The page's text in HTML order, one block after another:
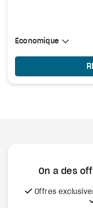
Sélectionner une
Économique
Économique
On a des
Offres